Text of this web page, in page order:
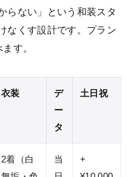
らない」という和装スタ
なくす設計です。プラン
す。
衣装
デ
ー
タ
土日祝
2着（白
当
+